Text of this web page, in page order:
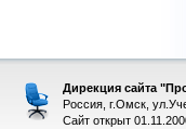
Дирекция сайта
Россия, г.Омск,
Сайт открыт